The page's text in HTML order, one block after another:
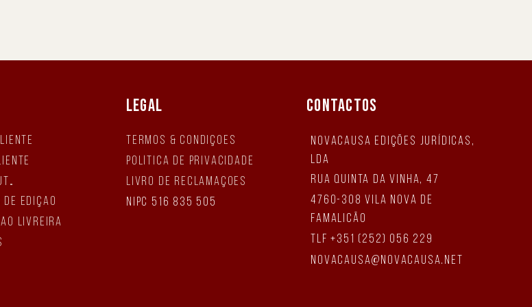
Área de Autor
Edição
Livreira
LEGAL
Termos & Condições
Política de Privacidade
Livro de Reclamações
NIPC 516 835 505
CONTACTOS
NovaCausa Edições Jurídicas,
Lda
Rua Quinta da Vinha, 47
4760-308 Vila Nova de
Famalicão
tlf +351 (252) 056 229
novacausa@novacausa.net